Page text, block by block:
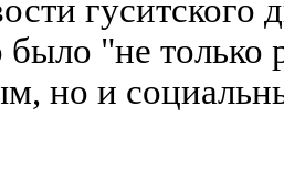
гуситского
было "не только
но и